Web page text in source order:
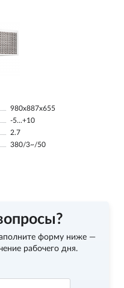
980х887х655
-5...+10
2.7
380/3~/50
форму ниже —
рабочего дня.